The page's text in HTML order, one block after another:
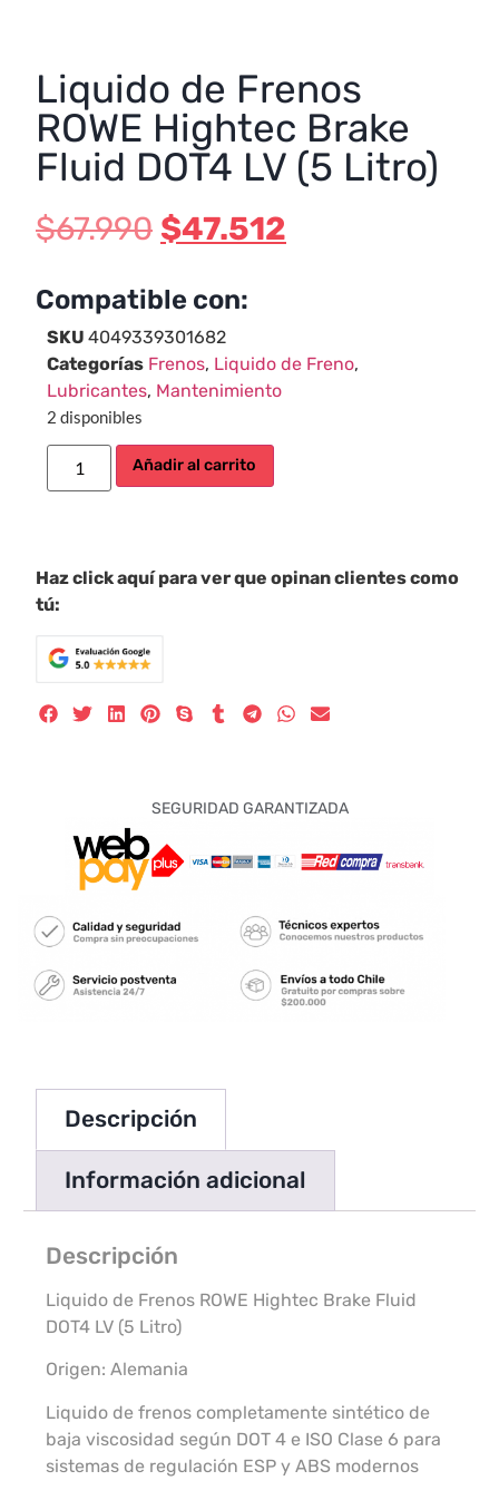
Liquido de Frenos
ROWE Hightec Brake
Fluid DOT4 LV (5 Litro)
$67.990 $47.512
Compatible con:
SKU 4049339301682
Categorías Frenos, Liquido de Freno,
Lubricantes, Mantenimiento
2 disponibles
Añadir al carrito
Haz click aquí para ver que opinan clientes como
tú:
SEGURIDAD GARANTIZADA
Descripción
Información adicional
Descripción
Liquido de Frenos ROWE Hightec Brake Fluid
DOT4 LV (5 Litro)
Origen: Alemania
Liquido de frenos completamente sintético de
baja viscosidad según DOT 4 e ISO Clase 6 para
sistemas de regulación ESP y ABS modernos